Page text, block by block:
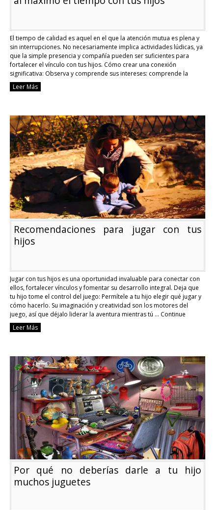
El tiempo de calidad es aquel en el que la atención mutua es plena y
sin interrupciones. No necesariamente implica actividades lúdicas, ya
que la simple presencia y compañía pueden ser suficientes para
fortalecer el vínculo con tus hijos. Cómo crear una conexión
significativa: Observa y comprende sus intereses: comprende la
esencia de sus gustos …
para
aprovechar
al
máximo
el
tiempo
tus
hijos
Leer Más
Recomendaciones para jugar con tus
hijos
Jugar con tus hijos es una oportunidad invaluable para conectar con
ellos, fortalecer vínculos y fomentar su desarrollo integral. Deja que
tu hijo tome el control del juego: Permítele a tu hijo elegir qué jugar y
cómo hacerlo. Su imaginación y creatividad son los motores del
juego, así que déjalo liderar la aventura mientras tú … Continue
reading
Recomendaciones
tus
hijos
Leer Más
Por qué no deberías darle a tu hijo
muchos juguetes